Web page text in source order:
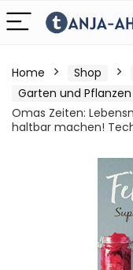
Home Shop
Garten und Pflanzen
Omas Zeiten:
haltbar machen!